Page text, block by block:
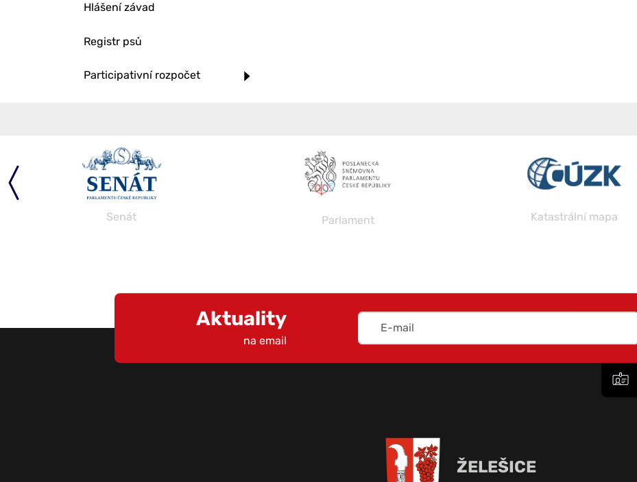
Hlášení závad
Registr psů
Participativní rozpočet
Senát Parlament Katastrální mapa
Aktuality
na email
ŽELEŠICE